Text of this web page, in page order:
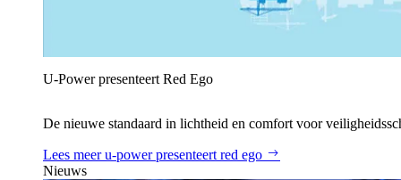
U‑Power presenteert Red Ego
De nieuwe standaard in lichtheid en comfort voor
Lees meeru‑power presenteert red ego
Nieuws